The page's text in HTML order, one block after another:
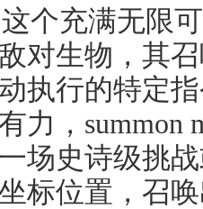
个充满无限
对生物，其
执行的特定
力，summon
场史诗级挑
标位置，召